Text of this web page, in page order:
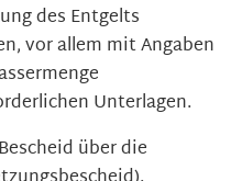
des Entgelts
vor allem mit Angaben
Unterlagen.
über die